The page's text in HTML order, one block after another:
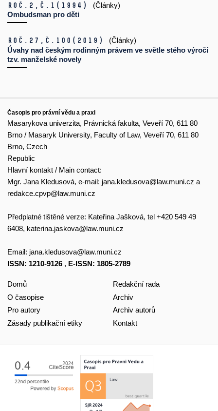
Roč.2, č.1 (1994)
(Články)
Ombudsman pro děti
Roč.27, č.100 (2019)
(Články)
Úvahy nad českým rodinným právem ve světle stého výročí
tzv. manželské novely
Časopis pro právní vědu a praxi
Masarykova univerzita, Právnická fakulta, Veveří 70, 611 80
Brno / Masaryk University, Faculty of Law, Veveří 70, 611 80
Brno, Czech
Republic
Hlavní kontakt / Main contact:
Mgr. Jana Kledusová, e-mail: jana.kledusova@law.muni.cz a
redakce.cpvp@law.muni.cz
Předplatné tištěné verze: Kateřina Jašková, tel +420 549 49
6408, katerina.jaskova@law.muni.cz
Email: jana.kledusova@law.muni.cz
ISSN: 1210-9126 , E-ISSN: 1805-2789
Domů
O časopise
Pro autory
Zásady publikační etiky
Redakční rada
Archiv
Archiv autorů
Kontakt